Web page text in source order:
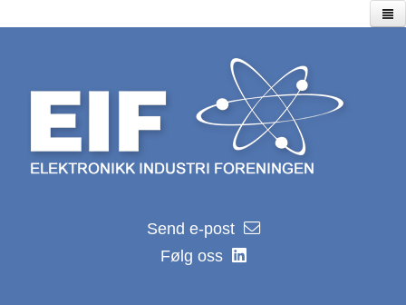
Seminarer/webinarer
Lagersalg
Send e-post
Følg oss